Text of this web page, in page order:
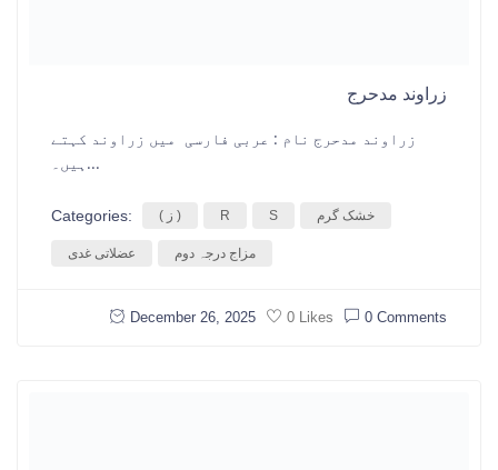
زراوند مدحرج
زراوند مدحرج نام : عربی فارسی میں زراوند کہتے
ہیں۔...
Categories: ( ز ) R S خشک گرم
عضلاتی غدی مزاج درجہ دوم
December 26, 2025 0 Likes 0 Comments